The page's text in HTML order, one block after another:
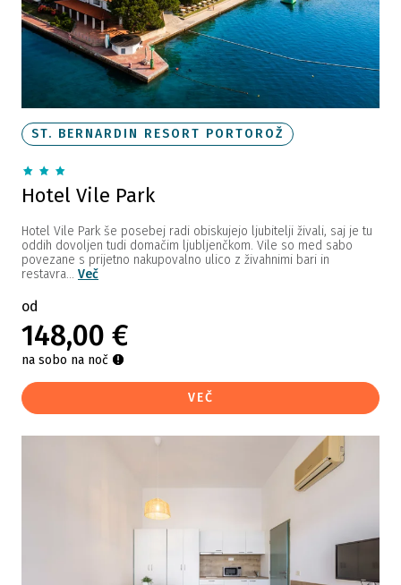
ST. BERNARDIN RESORT PORTOROŽ
Hotel Vile Park
Hotel Vile Park še posebej radi obiskujejo ljubitelji živali, saj je tu
oddih dovoljen tudi domačim ljubljenčkom. Vile so med sabo
povezane s prijetno nakupovalno ulico z živahnimi bari in
restavra... Več
od
148,00 €
na sobo na noč
VEČ